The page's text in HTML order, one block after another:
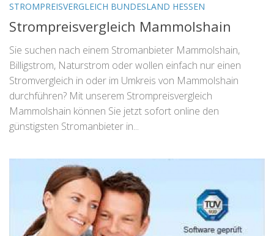
STROMPREISVERGLEICH BUNDESLAND HESSEN
Strompreisvergleich Mammolshain
Sie suchen nach einem Stromanbieter Mammolshain,
Billigstrom, Naturstrom oder wollen einfach nur einen
Stromvergleich in oder im Umkreis von Mammolshain
durchführen? Mit unserem Strompreisvergleich
Mammolshain können Sie jetzt sofort online den
günstigsten Stromanbieter in...